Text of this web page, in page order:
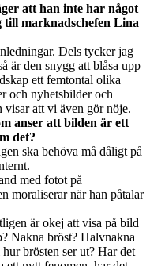
att han inte har något
till marknadschefen Lina
Dels tycker jag
är den snygg att blåsa upp
ett femtontal olika
och nyhetsbilder och
att vi även gör nöje.
anser att bilden är ett
det?
ska behöva må dåligt på
med fotot på
moraliserar när han påtalar
är okej att visa på bild
Nakna bröst? Halvnakna
brösten ser ut? Har det